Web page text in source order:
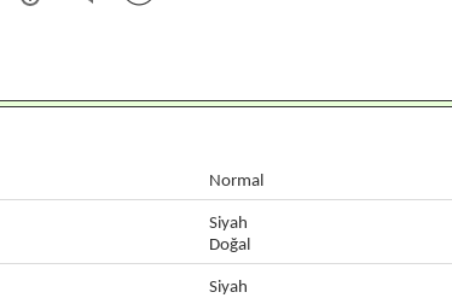
Normal
Siyah
Doğal
Siyah